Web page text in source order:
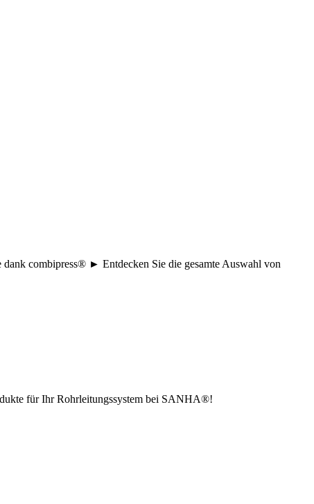
combipress® ► Entdecken Sie die gesamte Auswahl von
für Ihr Rohrleitungssystem bei SANHA®!